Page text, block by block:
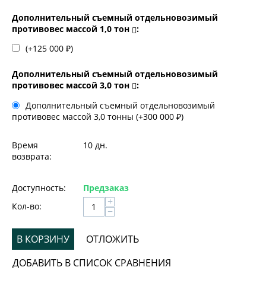
Дополнительный съемный отдельновозимый
противовес массой 1,0 тон
:
(+125 000 ₽)
Дополнительный съемный отдельновозимый
противовес массой 3,0 тон
:
Дополнительный съемный отдельновозимый
противовес массой 3,0 тонны (+300 000 ₽)
Время
возврата:
10 дн.
Доступность:
Предзаказ
Кол-во:
+
−
В КОРЗИНУ
ОТЛОЖИТЬ
ДОБАВИТЬ В СПИСОК СРАВНЕНИЯ